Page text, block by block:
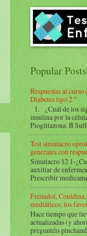
Popular Posts
Respuestas al
Diabetes tipo 2 "
1. ¿Cuál de los
insulina por la
Pioglitazona. B
Test simulacro
generales con
Simulacro 12 1-
auxiliar de
Prescribir
Frenadol,
mediáticos, los
Hace tiempo que
actualizadas (y
preguntéis